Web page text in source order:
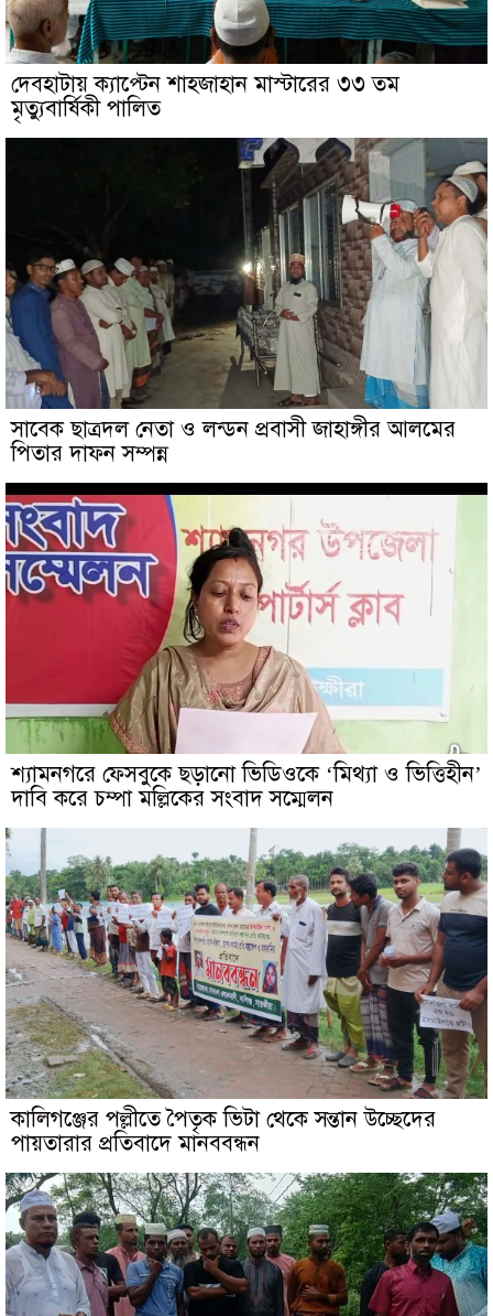
দেবহাটায় ক্যাপ্টেন শাহজাহান মাস্টারের ৩৩ তম
মৃত্যুবার্ষিকী পালিত
সাবেক ছাত্রদল নেতা ও লন্ডন প্রবাসী জাহাঙ্গীর আলমের
পিতার দাফন সম্পন্ন
শ্যামনগরে ফেসবুকে ছড়ানো ভিডিওকে ‘মিথ্যা ও ভিত্তিহীন’
দাবি করে চম্পা মল্লিকের সংবাদ সম্মেলন
কালিগঞ্জের পল্লীতে পৈতৃক ভিটা থেকে সন্তান উচ্ছেদের
পায়তারার প্রতিবাদে মানববন্ধন